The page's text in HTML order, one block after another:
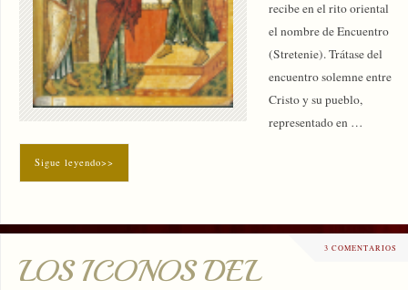
recibe en el rito oriental
el nombre de Encuentro
(Stretenie). Trátase del
encuentro solemne entre
Cristo y su pueblo,
representado en …
Sigue leyendo>>
3 COMENTARIOS
LOS ICONOS DEL